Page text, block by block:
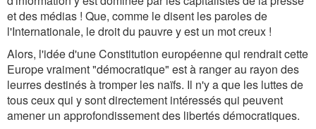
et des médias ! Que, comme le disent les paroles de
l'Internationale, le droit du pauvre y est un mot creux !
Alors, l'idée d'une Constitution européenne qui rendrait cette
Europe vraiment "démocratique" est à ranger au rayon des
leurres destinés à tromper les naïfs. Il n'y a que les luttes de
tous ceux qui y sont directement intéressés qui peuvent
amener un approfondissement des libertés démocratiques.